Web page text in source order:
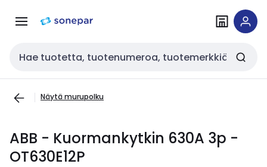
navigointiinsisältöön
Haku
Näytä murupolku
ABB - Kuormankytkin 630A 3p -
OT630E12P